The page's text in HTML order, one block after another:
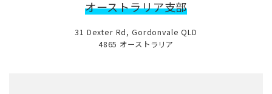
オーストラリア支部
31 Dexter Rd, Gordonvale QLD
4865 オーストラリア